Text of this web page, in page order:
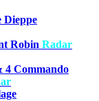
Dieppe
Robin Radar
4 Commando